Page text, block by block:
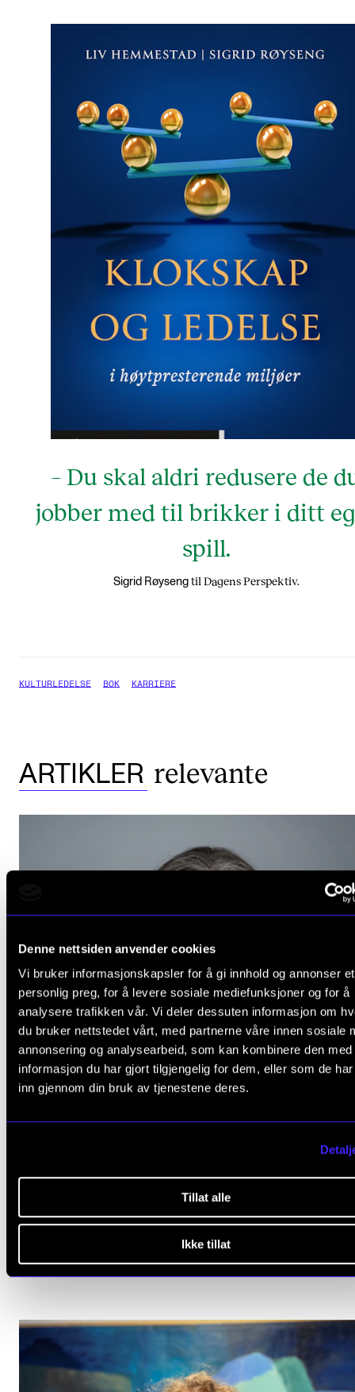
Denne nettsiden anvender cookies
Vi bruker informasjonskapsler for å gi innhold og annonser et
personlig preg, for å levere sosiale mediefunksjoner og for å
analysere trafikken vår. Vi deler dessuten informasjon om
du bruker nettstedet vårt, med partnerne våre innen sosiale
annonsering og analysearbeid, som kan kombinere den med
informasjon du har gjort tilgjengelig for dem, eller som de
inn gjennom din bruk av tjenestene deres.
Tillat alle
Ikke tillat
– Du skal aldri redusere de
jobber med til brikker i ditt
spill.
Sigrid Røyseng til Dagens Perspektiv.
KULTURLEDELSE BOK KARRIERE
ARTIKLER relevante
Hva gjør du nå, Aslaug Louise Slette?